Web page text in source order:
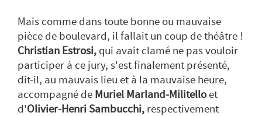
Mais comme dans toute bonne ou mauvaise
pièce de boulevard, il fallait un coup de théâtre !
Christian Estrosi, qui avait clamé ne pas vouloir
participer à ce jury, s'est finalement présenté,
dit-il, au mauvais lieu et à la mauvaise heure,
accompagné de Muriel Marland-Militelloet
d'Olivier-Henri Sambucchi, respectivement